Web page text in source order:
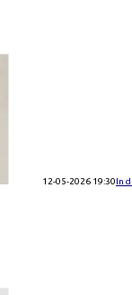
12-05-2026 19:30In